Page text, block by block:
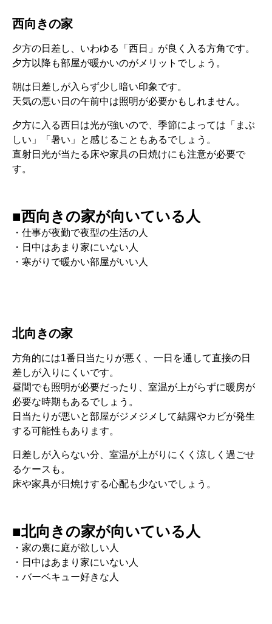
西向きの家
夕方の日差し、いわゆる「西日」が良く入る方角です。
夕方以降も部屋が暖かいのがメリットでしょう。
朝は日差しが入らず少し暗い印象です。
天気の悪い日の午前中は照明が必要かもしれません。
夕方に入る西日は光が強いので、季節によっては「まぶ
しい」「暑い」と感じることもあるでしょう。
直射日光が当たる床や家具の日焼けにも注意が必要で
す。
■西向きの家が向いている人
・仕事が夜勤で夜型の生活の人
・日中はあまり家にいない人
・寒がりで暖かい部屋がいい人
北向きの家
方角的には1番日当たりが悪く、一日を通して直接の日
差しが入りにくいです。
昼間でも照明が必要だったり、室温が上がらずに暖房が
必要な時期もあるでしょう。
日当たりが悪いと部屋がジメジメして結露やカビが発生
する可能性もあります。
日差しが入らない分、室温が上がりにくく涼しく過ごせ
るケースも。
床や家具が日焼けする心配も少ないでしょう。
■北向きの家が向いている人
・家の裏に庭が欲しい人
・日中はあまり家にいない人
・バーベキュー好きな人